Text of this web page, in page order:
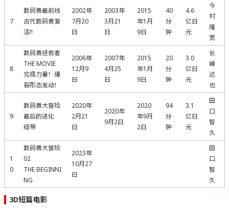
7
数码兽最前线
古代数码兽复
活!!
2002年
7月20
日
2003年
3月21
日
2015
年1月
9日
40
分
钟
4.6
亿日
元
今
村
隆
宽
8
数码兽拯救者
THE MOVIE
究极力量！爆
裂形态发动！
2006年
12月9
日
2007年
4月25
日
2015
年1月
9日
20
分
钟
3.0
亿日
元
长
峰
达
也
9
数码兽大冒险
最后的进化
纽带
2020年
2月21
日
2020年
9月2日
2020
年9月
2日
94
分
钟
3.1
亿日
元
田
口
智
久
1
0
数码兽大冒险
02
THE BEGINNI
NG
2023年
10月27
日
田
口
智
久
3D短篇电影